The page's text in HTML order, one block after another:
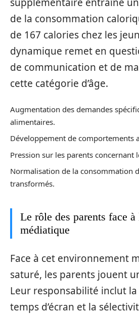
de la consommation
de 167 calories chez les
dynamique remet en
de communication et de
cette catégorie d’âge.
Augmentation des demandes
alimentaires.
Développement de comportements
Pression sur les parents concernant
Normalisation de la consommation
transformés.
Le rôle des parents face
médiatique
Face à cet environnement
saturé, les parents jouent
Leur responsabilité inclut
temps d’écran et la